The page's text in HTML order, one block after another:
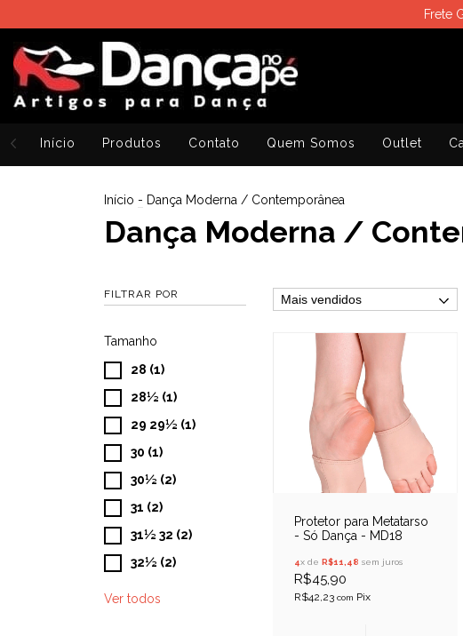
Frete
Início Produtos Contato Quem Somos Outlet
Início - Dança Moderna / Contemporânea
Dança Moderna /
FILTRAR POR
Tamanho
28 (1)
28½ (1)
29 29½ (1)
30 (1)
30½ (2)
31 (2)
31½ 32 (2)
32½ (2)
Ver todos
Protetor para Metatarso
- Só Dança - MD18
4x de R$11,48 sem juros
R$45,90
R$42,23 com